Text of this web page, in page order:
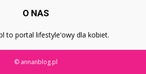
O NAS
to portal lifestyle'owy dla kobiet.
© annanblog.pl